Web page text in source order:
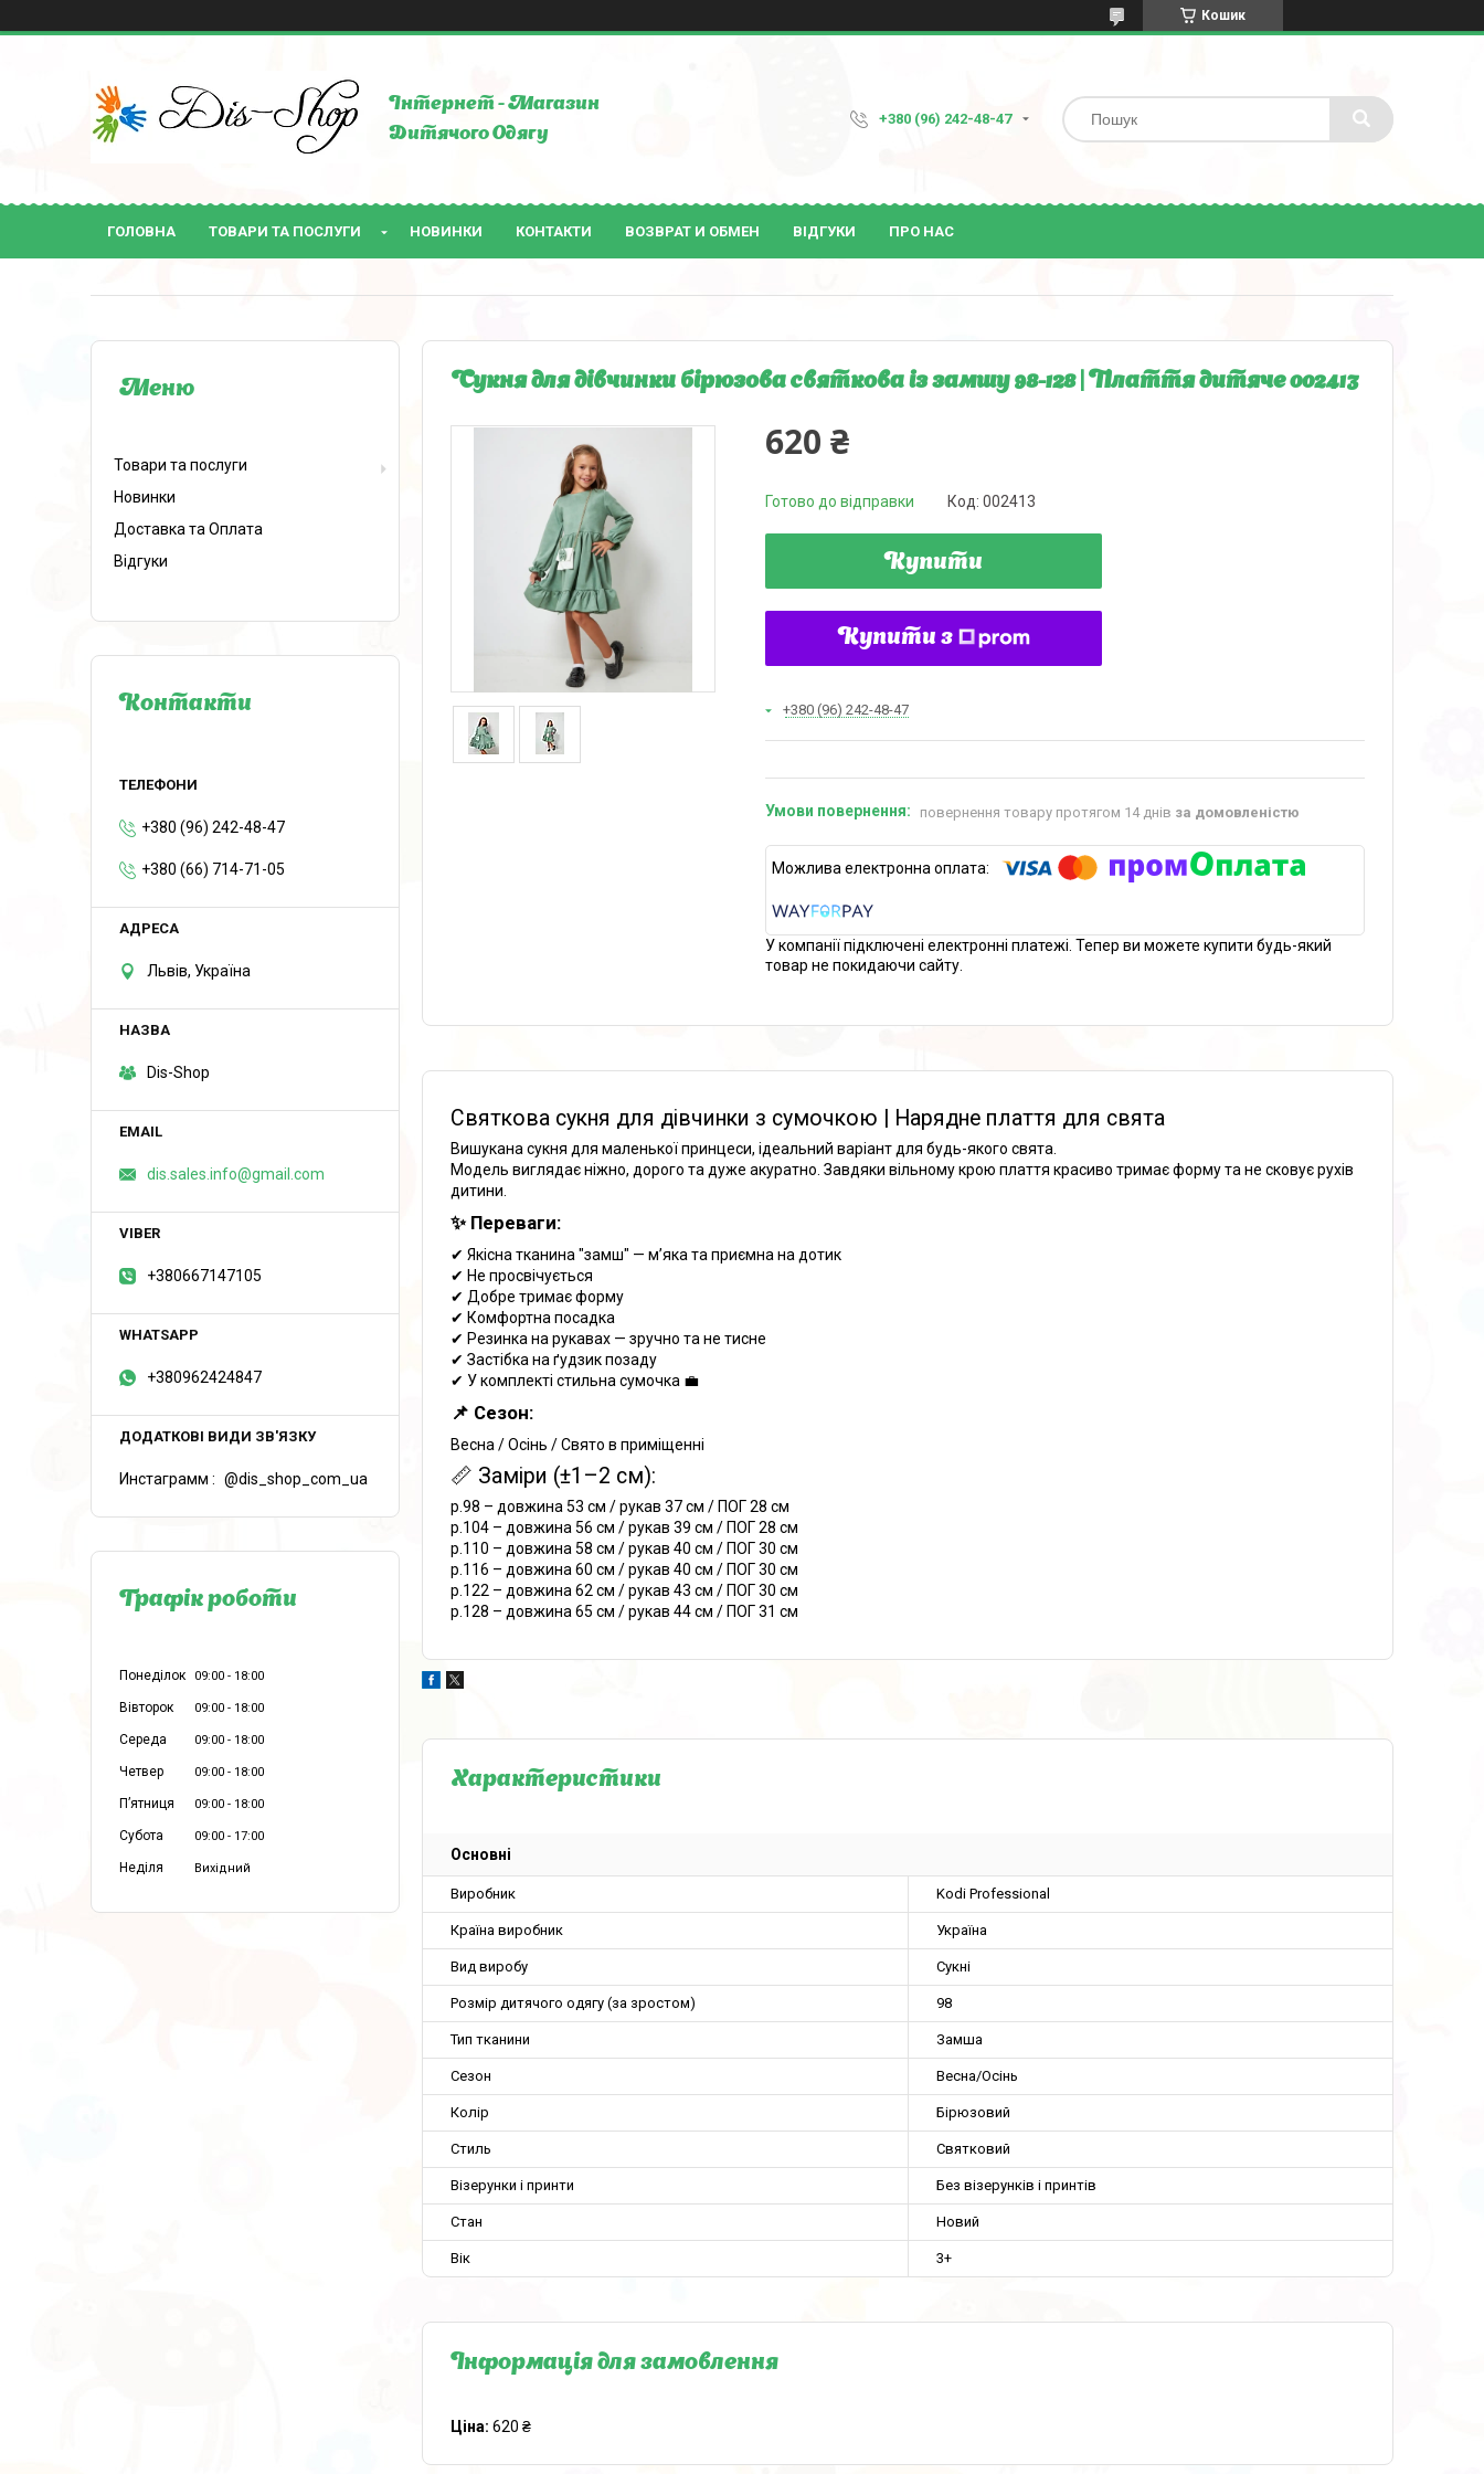
Кошик
Інтернет - Магазин
Дитячого Одягу
+380 (96) 242-48-47
ГОЛОВНА ТОВАРИ ТА ПОСЛУГИ НОВИНКИ КОНТАКТИ ВОЗВРАТ И ОБМЕН ВІДГУКИ ПРО НАС
Сукня для дівчинки бірюзова святкова із замшу 98-128 | Плаття дитяче 002413
620 ₴
Готово до відправки Код: 002413
Купити
Купити з
+380 (96) 242-48-47
повернення товару протягом 14 днів за домовленістю
У компанії підключені електронні платежі. Тепер ви можете купити будь-який
товар не покидаючи сайту.
Святкова сукня для дівчинки з сумочкою | Нарядне плаття для свята
Вишукана сукня для маленької принцеси, ідеальний варіант для будь-якого свята.
Модель виглядає ніжно, дорого та дуже акуратно. Завдяки вільному крою плаття красиво тримає форму та не сковує рухів
дитини.
✨ Переваги:
✔ Якісна тканина "замш" — м’яка та приємна на дотик
✔ Не просвічується
✔ Добре тримає форму
✔ Комфортна посадка
✔ Резинка на рукавах — зручно та не тисне
✔ Застібка на ґудзик позаду
✔ У комплекті стильна сумочка 💼
📌 Сезон:
Весна / Осінь / Свято в приміщенні
📏 Заміри (±1–2 см):
р.98 – довжина 53 см / рукав 37 см / ПОГ 28 см
р.104 – довжина 56 см / рукав 39 см / ПОГ 28 см
р.110 – довжина 58 см / рукав 40 см / ПОГ 30 см
р.116 – довжина 60 см / рукав 40 см / ПОГ 30 см
р.122 – довжина 62 см / рукав 43 см / ПОГ 30 см
р.128 – довжина 65 см / рукав 44 см / ПОГ 31 см
Характеристики
Основні
Виробник Kodi Professional
Країна виробник Україна
Вид виробу Сукні
Розмір дитячого одягу (за зростом) 98
Тип тканини Замша
Сезон Весна/Осінь
Колір Бірюзовий
Стиль Святковий
Візерунки і принти Без візерунків і принтів
Стан Новий
Вік 3+
Інформація для замовлення
Ціна: 620 ₴
Товари та послуги
Новинки
Доставка та Оплата
Відгуки
Контакти
+380 (96) 242-48-47
+380 (66) 714-71-05
Львів, Україна
Dis-Shop
dis.sales.info@gmail.com
+380667147105
+380962424847
Инстаграмм @dis_shop_com_ua
Графік роботи
Понеділок 09:00 18:00
Вівторок 09:00 18:00
Середа 09:00 18:00
Четвер 09:00 18:00
Пʼятниця 09:00 18:00
Субота 09:00 17:00
Неділя Вихідний